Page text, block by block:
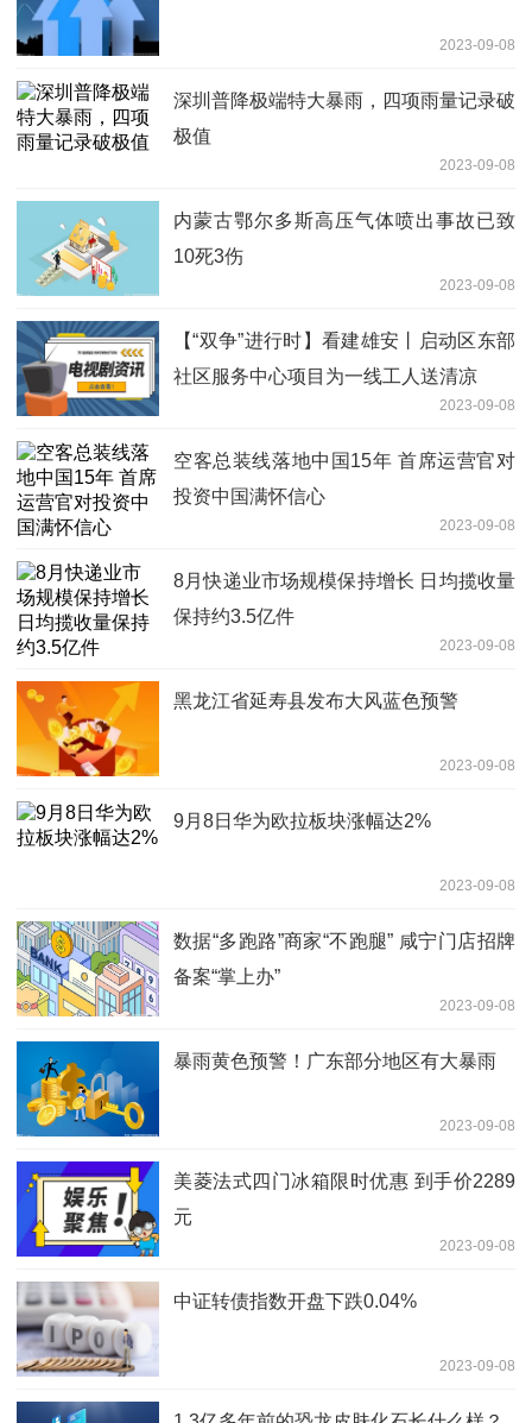
2023-09-08
深圳普降极端特大暴雨，四项雨量记录破
极值
2023-09-08
内蒙古鄂尔多斯高压气体喷出事故已致
10死3伤
2023-09-08
【“双争”进行时】看建雄安丨启动区东部
社区服务中心项目为一线工人送清凉
2023-09-08
空客总装线落地中国15年 首席运营官对
投资中国满怀信心
2023-09-08
8月快递业市场规模保持增长 日均揽收量
保持约3.5亿件
2023-09-08
黑龙江省延寿县发布大风蓝色预警
2023-09-08
9月8日华为欧拉板块涨幅达2%
2023-09-08
数据“多跑路”商家“不跑腿” 咸宁门店招牌
备案“掌上办”
2023-09-08
暴雨黄色预警！广东部分地区有大暴雨
2023-09-08
美菱法式四门冰箱限时优惠 到手价2289
元
2023-09-08
中证转债指数开盘下跌0.04%
2023-09-08